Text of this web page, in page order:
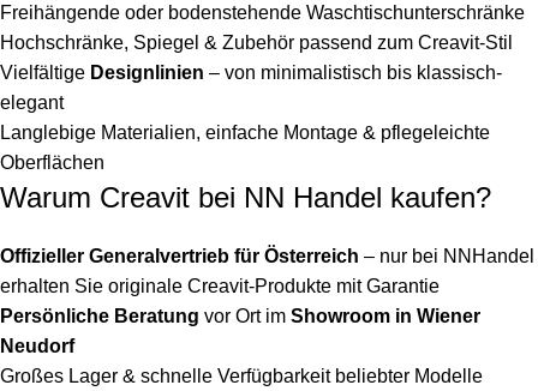
Freihängende oder bodenstehende Waschtischunterschränke
Hochschränke, Spiegel & Zubehör passend zum Creavit-Stil
Vielfältige Designlinien – von minimalistisch bis klassisch-
elegant
Langlebige Materialien, einfache Montage & pflegeleichte
Oberflächen
Warum Creavit bei NN Handel kaufen?
Offizieller Generalvertrieb für Österreich – nur bei NNHandel
erhalten Sie originale Creavit-Produkte mit Garantie
Persönliche Beratung vor Ort im Showroom in Wiener
Neudorf
Großes Lager & schnelle Verfügbarkeit beliebter Modelle